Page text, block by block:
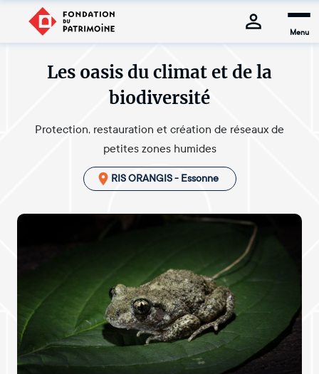
Menu
Les oasis du climat et de la
biodiversité
Protection, restauration et création de réseaux de
petites zones humides
RIS ORANGIS - Essonne